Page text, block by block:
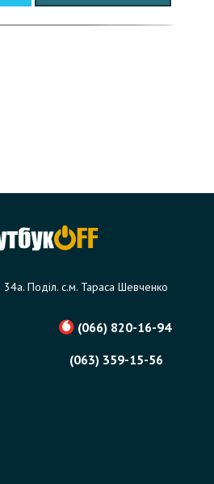
34а. Поділ. с.м. Тараса Шевченко
(066) 820-16-94
(063) 359-15-56